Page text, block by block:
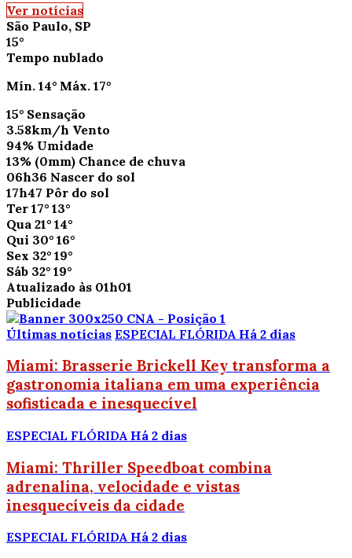
Ver notícias
São Paulo, SP
15°
Tempo nublado
Mín. 14° Máx. 17°
15° Sensação
3.58km/h Vento
94% Umidade
13% (0mm) Chance de chuva
06h36 Nascer do sol
17h47 Pôr do sol
Ter 17° 13°
Qua 21° 14°
Qui 30° 16°
Sex 32° 19°
Sáb 32° 19°
Atualizado às 01h01
Publicidade
Últimas notícias ESPECIAL FLÓRIDA Há 2 dias
Miami: Brasserie Brickell Key transforma a
gastronomia italiana em uma experiência
sofisticada e inesquecível
ESPECIAL FLÓRIDA Há 2 dias
Miami: Thriller Speedboat combina
adrenalina, velocidade e vistas
inesquecíveis da cidade
ESPECIAL FLÓRIDA Há 2 dias